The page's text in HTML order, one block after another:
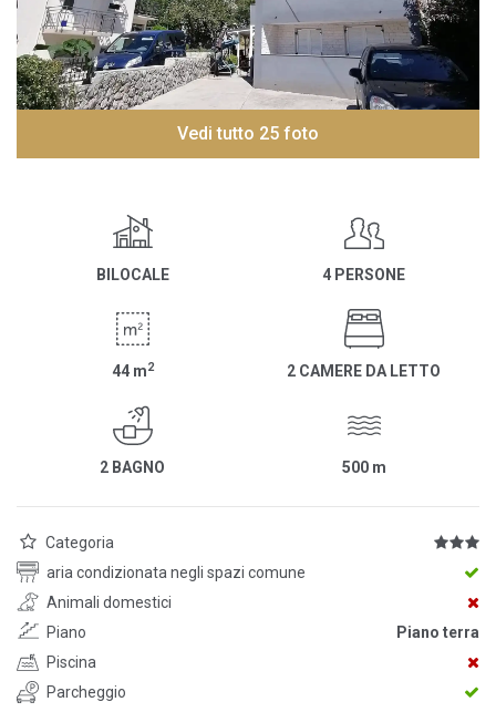
Vedi tutto 25 foto
BILOCALE 4 PERSONE
44 m2 2 CAMERE DA LETTO
2 BAGNO 500 m
Categoria
aria condizionata negli spazi comune
Animali domestici
Piano
Piano terra
Piscina
Parcheggio